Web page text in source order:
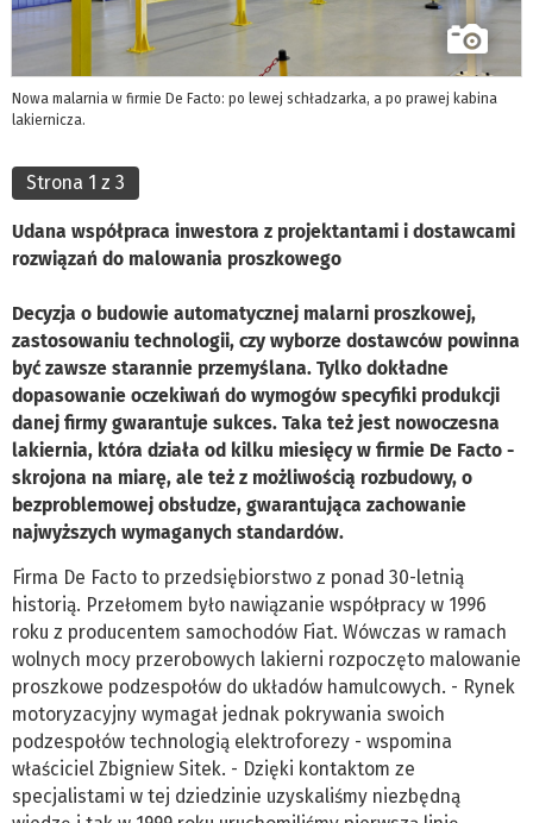
Nowa malarnia w firmie De Facto: po lewej schładzarka, a po prawej kabina
lakiernicza.
Strona 1 z 3
Udana współpraca inwestora z projektantami i dostawcami
rozwiązań do malowania proszkowego
Decyzja o budowie automatycznej malarni proszkowej,
zastosowaniu technologii, czy wyborze dostawców powinna
być zawsze starannie przemyślana. Tylko dokładne
dopasowanie oczekiwań do wymogów specyfiki produkcji
danej firmy gwarantuje sukces. Taka też jest nowoczesna
lakiernia, która działa od kilku miesięcy w firmie De Facto -
skrojona na miarę, ale też z możliwością rozbudowy, o
bezproblemowej obsłudze, gwarantująca zachowanie
najwyższych wymaganych standardów.
Firma De Facto to przedsiębiorstwo z ponad 30-letnią
historią. Przełomem było nawiązanie współpracy w 1996
roku z producentem samochodów Fiat. Wówczas w ramach
wolnych mocy przerobowych lakierni rozpoczęto malowanie
proszkowe podzespołów do układów hamulcowych. - Rynek
motoryzacyjny wymagał jednak pokrywania swoich
podzespołów technologią elektroforezy - wspomina
właściciel Zbigniew Sitek. - Dzięki kontaktom ze
specjalistami w tej dziedzinie uzyskaliśmy niezbędną